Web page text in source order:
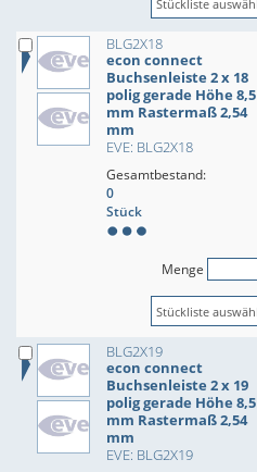
BLG2X18
econ connect
Buchsenleiste 2 x 18
polig gerade Höhe 8,5
mm Rastermaß 2,54
mm
EVE: BLG2X18
Gesamtbestand:
0
Stück
Menge
BLG2X19
econ connect
Buchsenleiste 2 x 19
polig gerade Höhe 8,5
mm Rastermaß 2,54
mm
EVE: BLG2X19